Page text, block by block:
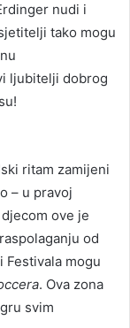
nudi i
tako mogu
ljubitelji dobrog
ritam zamijeni
– u pravoj
ove je
od
mogu
. Ova zona
svim